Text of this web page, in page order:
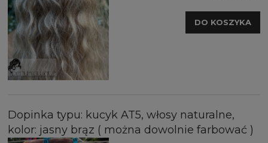
DO KOSZYKA
Dopinka typu: kucyk AT5, włosy naturalne,
kolor: jasny brąz ( można dowolnie farbować )